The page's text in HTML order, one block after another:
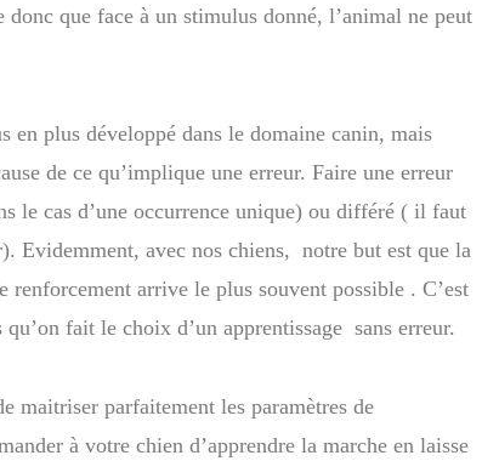
que face à un stimulus donné, l’animal ne peut
en plus développé dans le domaine canin, mais
de ce qu’implique une erreur. Faire une erreur
le cas d’une occurrence unique) ou différé ( il faut
Evidemment, avec nos chiens, notre but est que la
arrive le plus souvent possible . C’est
fait le choix d’un apprentissage sans erreur.
maitriser parfaitement les paramètres de
à votre chien d’apprendre la marche en laisse